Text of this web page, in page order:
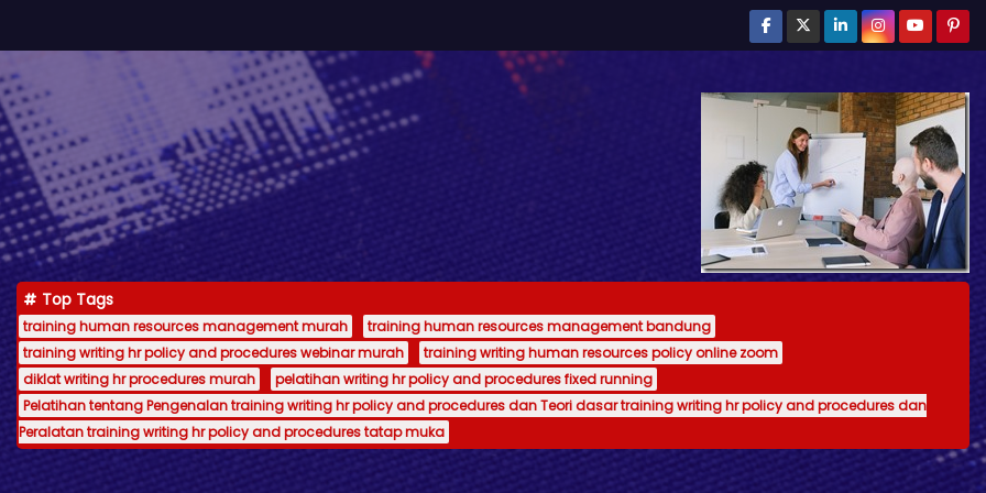
Top Tags
training human resources management murah
training human resources management bandung
training writing hr policy and procedures webinar murah
training writing human resources policy online zoom
diklat writing hr procedures murah
pelatihan writing hr policy and procedures fixed running
Pelatihan tentang Pengenalan training writing hr policy and procedures dan Teori dasar training writing hr policy and procedures dan
Peralatan training writing hr policy and procedures tatap muka